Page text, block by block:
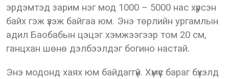
эрдэмтэд зарим нэг мод 1000 – 5000 нас хүрсэн
байх гэж үзэж байгаа юм. Энэ төрлийн ургамлын
адил Баобабын цэцэг хэмжээгээр том 20 см,
ганцхан шөнө дэлбээлдэг богино настай.
Энэ модонд хаях юм байдаггүй. Хүмүүс бараг бүхэлд